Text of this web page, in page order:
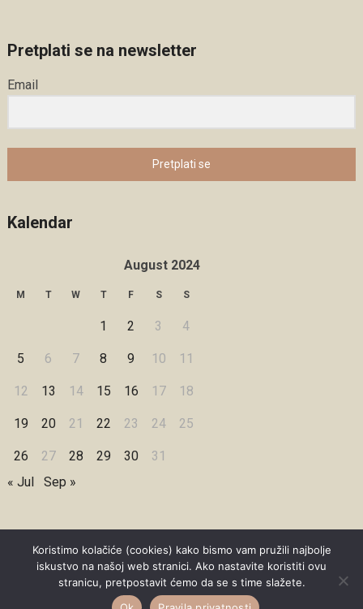
Pretplati se na newsletter
Email
Pretplati se
Kalendar
August 2024
M T W T F S S
1 2 3 4
5 6 7 8 9 10 11
12 13 14 15 16 17 18
19 20 21 22 23 24 25
26 27 28 29 30
31
« Jul
Sep »
Copyright © 2026 Under Dreamskies
Designed by WPZOOM
Koristimo kolačiće (cookies) kako bismo vam pružili najbolje
iskustvo na našoj web stranici. Ako nastavite koristiti ovu
stranicu, pretpostavit ćemo da se s time slažete.